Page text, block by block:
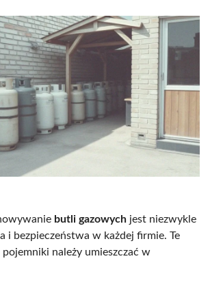
butli gazowych jest niezwykle
i bezpieczeństwa w każdej firmie. Te
pojemniki należy umieszczać w